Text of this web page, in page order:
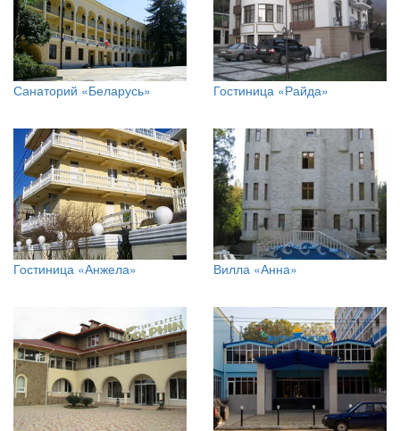
Санаторий «Беларусь» Гостиница «Райда»
Гостиница «Анжела» Вилла «Анна»